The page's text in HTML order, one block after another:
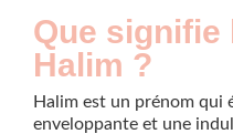
Que signifie
Halim ?
Halim est un prénom qui
enveloppante et une